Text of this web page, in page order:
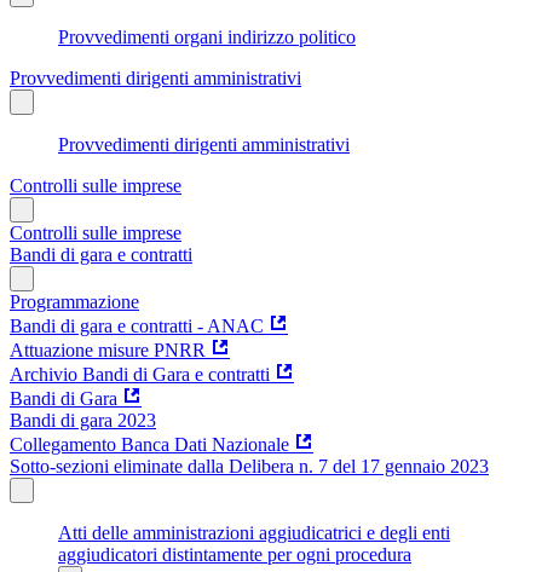
Provvedimenti organi indirizzo politico
Provvedimenti dirigenti amministrativi
Provvedimenti dirigenti amministrativi
Controlli sulle imprese
Controlli sulle imprese
Bandi di gara e contratti
Programmazione
Bandi di gara e contratti - ANAC
Attuazione misure PNRR
Archivio Bandi di Gara e contratti
Bandi di Gara
Bandi di gara 2023
Collegamento Banca Dati Nazionale
Sotto-sezioni eliminate dalla Delibera n. 7 del 17 gennaio 2023
Atti delle amministrazioni aggiudicatrici e degli enti
aggiudicatori distintamente per ogni procedura